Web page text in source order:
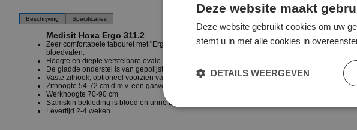
Beschrijving Specificaties
Medisit Hoxa Ergo 311.2
Zeer comfortabele tabouret met "Ergo" zitting en ovale rugleuning. De afgeronde zitvorm
bloedvaten.
Hoogte en diepte verstelbare ovale rugleuning
De gladde onderstel is van gepolijst aluminium en voorzien van grote wielen met een zacht
Vaste zithoek, optioneel voorzien van een verstelbare zithoek (neig)
Zithoogte 54-72 cm d.m.v. een gasveer te verstellen.
Werkhoogte 70-90 cm
Stamskin bekleding is bloed en urine bestendig, in diversen kleuren leverbaar.
Levertijd 2-4 weken
Deze website maakt
Deze website gebruikt cookies om uw
stemt u in met alle cookies in
DETAILS WEERGEVEN